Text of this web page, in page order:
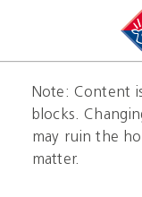
Note: Content
blocks.
may ruin the
matter.